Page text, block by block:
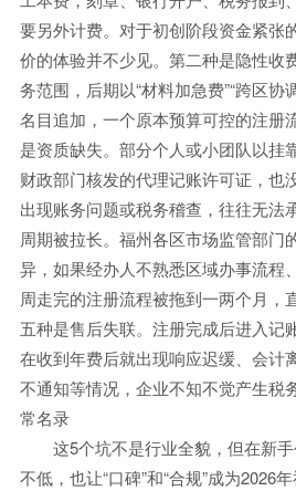
要另外计费。对于初创阶段资金紧张
价的体验并不少见。第二种是隐性收
务范围，后期以“材料加急费”“跨区协
名目追加，一个原本预算可控的注册
是资质缺失。部分个人或小团队以挂
财政部门核发的代理记账许可证，也
出现账务问题或税务稽查，往往无法
周期被拉长。福州各区市场监管部门
异，如果经办人不熟悉区域办事流程
周走完的注册流程被拖到一两个月，
五种是售后失联。注册完成后进入记
在收到年费后就出现响应迟缓、会计
不通知等情况，企业不知不觉产生税
常名录
这5个坑不是行业全貌，但在新
不低，也让“口碑”和“合规”成为2026